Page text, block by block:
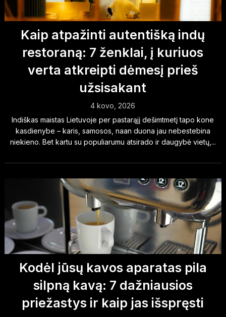
Kaip atpažinti autentišką indų
restoraną: 7 ženklai, į kuriuos
verta atkreipti dėmesį prieš
užsisakant
4 kovo, 2026
Indiškas maistas Lietuvoje per pastarąjį dešimtmetį tapo kone
kasdienybe – karis, samosos, naan duona jau nebestebina
niekieno. Bet kartu su populiarumu atsirado ir daugybė vietų,...
Kodėl jūsų kavos aparatas pila
silpną kavą: 7 dažniausios
priežastys ir kaip jas išspręsti